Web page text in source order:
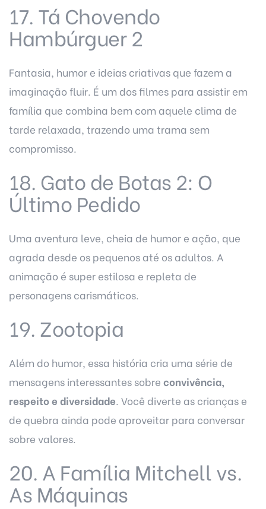
17. Tá Chovendo
Hambúrguer 2
Fantasia, humor e ideias criativas que fazem a
imaginação fluir. É um dos filmes para assistir em
família que combina bem com aquele clima de
tarde relaxada, trazendo uma trama sem
compromisso.
18. Gato de Botas 2: O
Último Pedido
Uma aventura leve, cheia de humor e ação, que
agrada desde os pequenos até os adultos. A
animação é super estilosa e repleta de
personagens carismáticos.
19. Zootopia
Além do humor, essa história cria uma série de
mensagens interessantes sobre convivência,
respeito e diversidade. Você diverte as crianças e
de quebra ainda pode aproveitar para conversar
sobre valores.
20. A Família Mitchell vs.
As Máquinas